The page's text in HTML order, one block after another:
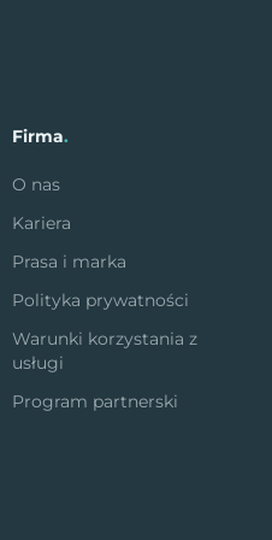
Firma.
O nas
Kariera
Prasa i marka
Polityka prywatności
Warunki korzystania z
usługi
Program partnerski